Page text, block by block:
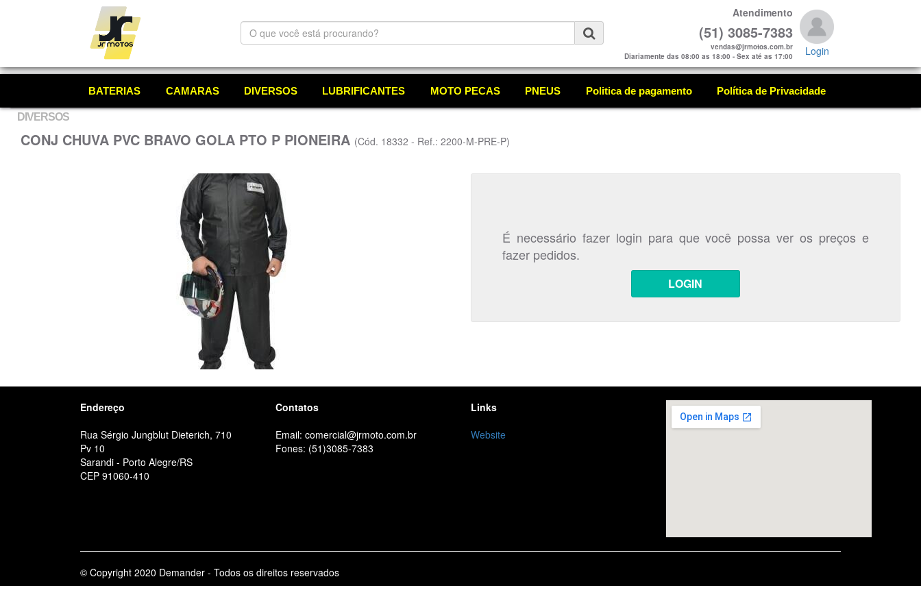
O
que
está
Atendimento
(51) 3085-7383
vendas@jrmotos.com.br
Diariamente das 08:00 as 18:00 - Sex até as 17:00
Login
BATERIAS CAMARAS DIVERSOS LUBRIFICANTES MOTO PECAS PNEUS Politica de pagamento Política de Privacidade
DIVERSOS
CONJ CHUVA PVC BRAVO GOLA PTO P PIONEIRA (Cód. 18332 - Ref.: 2200-M-PRE-P)
É necessário fazer login para que você possa ver os preços e
fazer pedidos.
LOGIN
Endereço
Rua Sérgio Jungblut Dieterich, 710
Pv 10
Sarandi - Porto Alegre/RS
CEP 91060-410
Contatos
Email: comercial@jrmoto.com.br
Fones: (51)3085-7383
Links
Website
© Copyright 2020 Demander - Todos os direitos reservados